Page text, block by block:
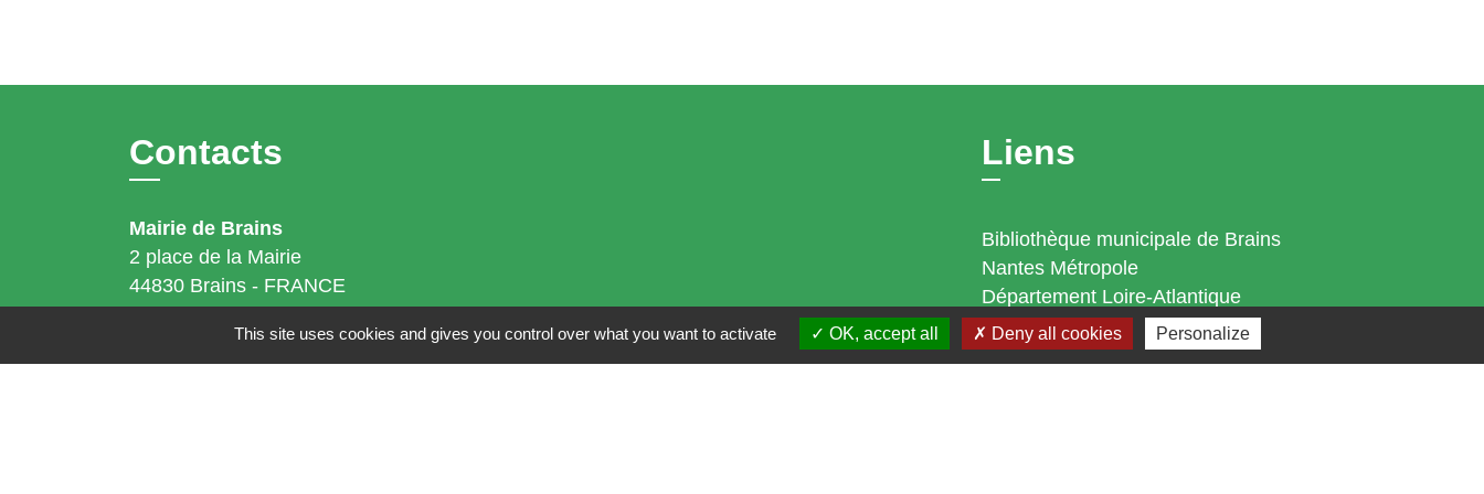
Contacts
Mairie de Brains
2 place de la Mairie
44830 Brains - FRANCE
Contact par formulaire
Liens
Bibliothèque municipale de Brains
Nantes Métropole
Département Loire-Atlantique
Région Pays de la Loire
Préfecture de la Loire-Atlantique
This site uses cookies and gives you control over what you want to activate OK, accept all Deny all cookies Personalize